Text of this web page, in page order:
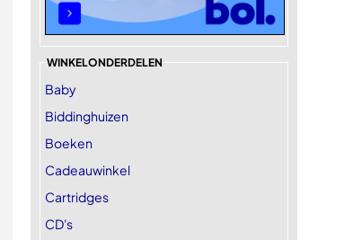
WINKELONDERDELEN
Baby
Biddinghuizen
Boeken
Cadeauwinkel
Cartridges
CD's